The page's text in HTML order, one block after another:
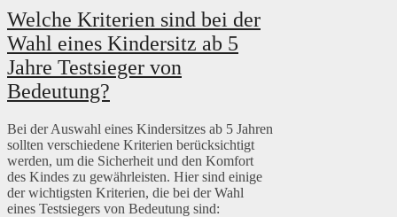
Welche Kriterien sind bei der
Wahl eines Kindersitz ab 5
Jahre Testsieger von
Bedeutung?
Bei der Auswahl eines Kindersitzes ab 5 Jahren
sollten verschiedene Kriterien berücksichtigt
werden, um die Sicherheit und den Komfort
des Kindes zu gewährleisten. Hier sind einige
der wichtigsten Kriterien, die bei der Wahl
eines Testsiegers von Bedeutung sind: